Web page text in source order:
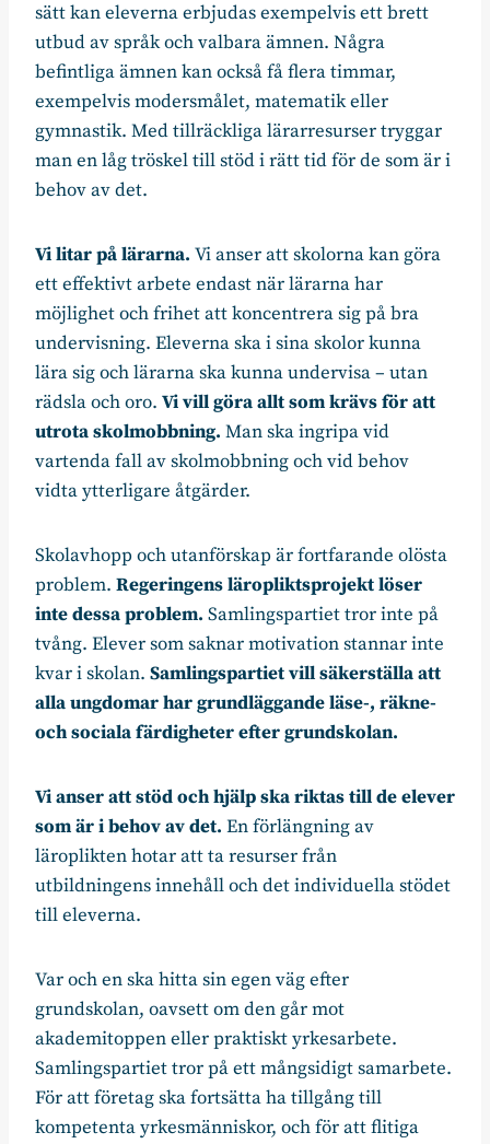
sätt kan eleverna erbjudas exempelvis ett brett
utbud av språk och valbara ämnen. Några
befintliga ämnen kan också få flera timmar,
exempelvis modersmålet, matematik eller
gymnastik. Med tillräckliga lärarresurser tryggar
man en låg tröskel till stöd i rätt tid för de som är i
behov av det.
Vi litar på lärarna. Vi anser att skolorna kan göra
ett effektivt arbete endast när lärarna har
möjlighet och frihet att koncentrera sig på bra
undervisning. Eleverna ska i sina skolor kunna
lära sig och lärarna ska kunna undervisa – utan
rädsla och oro. Vi vill göra allt som krävs för att
utrota skolmobbning. Man ska ingripa vid
vartenda fall av skolmobbning och vid behov
vidta ytterligare åtgärder.
Skolavhopp och utanförskap är fortfarande olösta
problem. Regeringens läropliktsprojekt löser
inte dessa problem. Samlingspartiet tror inte på
tvång. Elever som saknar motivation stannar inte
kvar i skolan. Samlingspartiet vill säkerställa att
alla ungdomar har grundläggande läse-, räkne-
och sociala färdigheter efter grundskolan.
Vi anser att stöd och hjälp ska riktas till de elever
som är i behov av det. En förlängning av
läroplikten hotar att ta resurser från
utbildningens innehåll och det individuella stödet
till eleverna.
Var och en ska hitta sin egen väg efter
grundskolan, oavsett om den går mot
akademitoppen eller praktiskt yrkesarbete.
Samlingspartiet tror på ett mångsidigt samarbete.
För att företag ska fortsätta ha tillgång till
kompetenta yrkesmänniskor, och för att flitiga